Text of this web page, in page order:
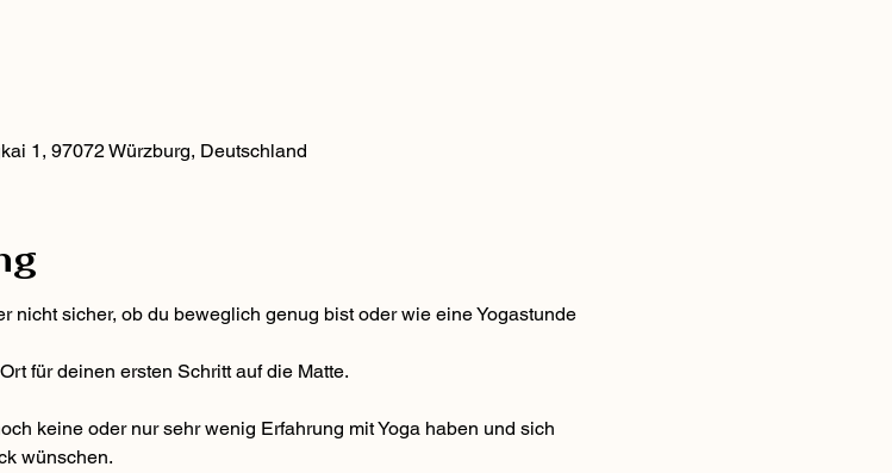
1, 97072 Würzburg, Deutschland
nicht sicher, ob du beweglich genug bist oder wie eine Yogastunde
für deinen ersten Schritt auf die Matte.
keine oder nur sehr wenig Erfahrung mit Yoga haben und sich
wünschen.